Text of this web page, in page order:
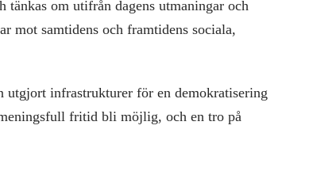
tänkas om utifrån dagens utmaningar och
mot samtidens och framtidens sociala,
utgjort infrastrukturer för en demokratisering
fritid bli möjlig, och en tro på